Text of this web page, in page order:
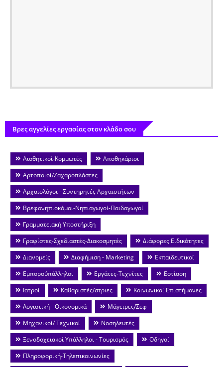
Βρες αγγελίες εργασίας στον κλάδο σου
Αισθητικοί-Κομμωτές
Αποθηκάριοι
Αρτοποιοί/Ζαχαροπλάστες
Αρχαιολόγοι - Συντηρητές Αρχαιοτήτων
Βρεφονηπιοκόμοι-Νηπιαγωγοί-Παιδαγωγοί
Γραμματειακή Υποστήριξη
Γραφίστες-Σχεδιαστές-Διακοσμητές
Διάφορες Ειδικότητες
Διανομείς
Διαφήμιση - Marketing
Εκπαιδευτικοί
Εμποροΰπάλληλοι
Εργάτες-Τεχνίτες
Εστίαση
Ιατροί
Καθαριστές/στριες
Κοινωνικοί Επιστήμονες
Λογιστική - Οικονομικά
Μάγειρες/Σεφ
Μηχανικοί/ Τεχνικοί
Νοσηλευτές
Ξενοδοχειακοί Υπάλληλοι - Τουρισμός
Οδηγοί
Πληροφορική-Τηλεπικοινωνίες